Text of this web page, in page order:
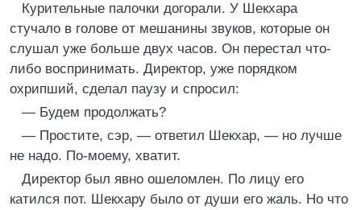
Курительные палочки догорали. У Шекхара
стучало в голове от мешанины звуков, которые он
слушал уже больше двух часов. Он перестал что-
либо воспринимать. Директор, уже порядком
охрипший, сделал паузу и спросил:
— Будем продолжать?
— Простите, сэр, — ответил Шекхар, — но лучше
не надо. По-моему, хватит.
Директор был явно ошеломлен. По лицу его
катился пот. Шекхару было от души его жаль. Но что